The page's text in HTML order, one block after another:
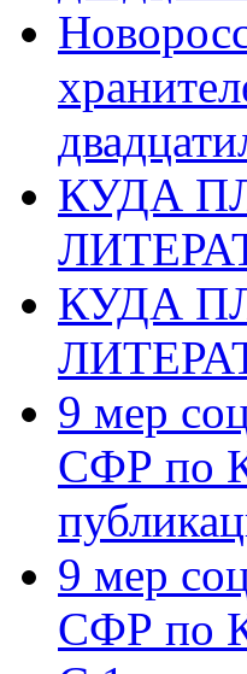
КУДА
КУДА
9 мер
СФР по
9 мер
СФР по